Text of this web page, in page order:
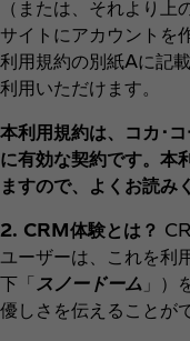
（または、それより
サイトにアカウントを
利用規約の別紙Aに記
利用いただけます。
本利用規約は、コカ･
に有効な契約です。本
ますので、よくお読み
2. CRM体験とは？
ユーザーは、これを利
下「 スノードーム 」）
優しさを伝えることが